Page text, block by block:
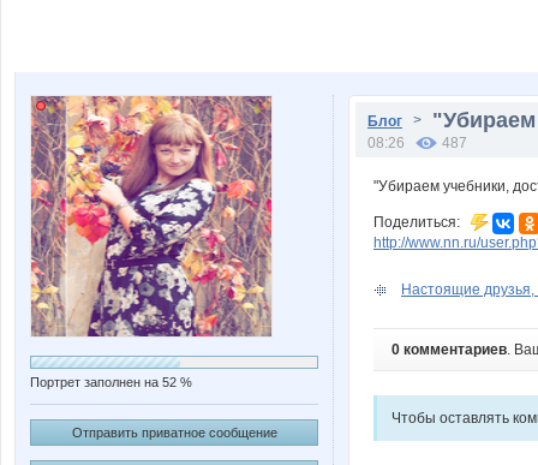
Портрет заполнен на 52 %
Отправить приватное сообщение
Блог >
08:26 487
"Убираем учебники,
Поделиться:
http://www.nn.ru/
Настоящие друзья,
0 комментариев.
Чтобы оставлять